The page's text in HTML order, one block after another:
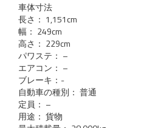
車体寸法
長さ： 1,151cm
幅： 249cm
高さ： 229cm
パワステ： –
エアコン： –
ブレーキ：-
自動車の種別： 普通
定員： –
用途： 貨物